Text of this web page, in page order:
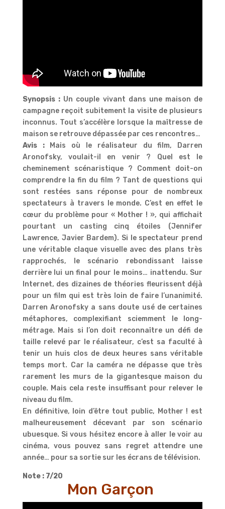
Synopsis : Un couple vivant dans une maison de
campagne reçoit subitement la visite de plusieurs
inconnus. Tout s’accélère lorsque la maîtresse de
maison se retrouve dépassée par ces rencontres…
Avis :Mais où le réalisateur du film, Darren
Aronofsky, voulait-il en venir ? Quel est le
cheminement scénaristique ? Comment doit-on
comprendre la fin du film ? Tant de questions qui
sont restées sans réponse pour de nombreux
spectateurs à travers le monde. C’est en effet le
cœur du problème pour « Mother ! », qui affichait
pourtant un casting cinq étoiles (Jennifer
Lawrence, Javier Bardem). Si le spectateur prend
une véritable claque visuelle avec des plans très
rapprochés, le scénario rebondissant laisse
derrière lui un final pour le moins… inattendu. Sur
Internet, des dizaines de théories fleurissent déjà
pour un film qui est très loin de faire l’unanimité.
Darren Aronofsky a sans doute usé de certaines
métaphores, complexifiant sciemment le long-
métrage. Mais si l’on doit reconnaître un défi de
taille relevé par le réalisateur, c’est sa faculté à
tenir un huis clos de deux heures sans véritable
temps mort. Car la caméra ne dépasse que très
rarement les murs de la gigantesque maison du
couple. Mais cela reste insuffisant pour relever le
niveau du film.
En définitive, loin d’être tout public, Mother ! est
malheureusement décevant par son scénario
ubuesque. Si vous hésitez encore à aller le voir au
cinéma, vous pouvez sans regret attendre une
année… pour sa sortie sur les écrans de télévision.
Note : 7/20
Mon Garçon